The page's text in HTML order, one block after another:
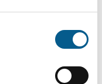
oder